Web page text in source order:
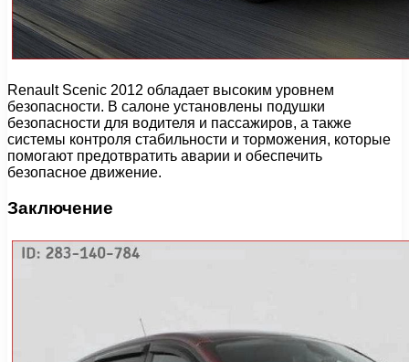
Renault Scenic 2012 обладает высоким уровнем
безопасности. В салоне установлены подушки
безопасности для водителя и пассажиров, а также
системы контроля стабильности и торможения, которые
помогают предотвратить аварии и обеспечить
безопасное движение.
Заключение